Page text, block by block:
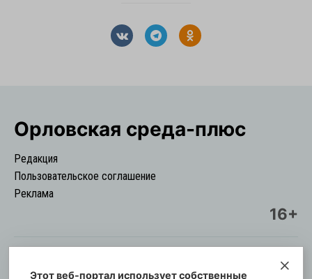
Орловская cреда-плюс
Редакция
Пользовательское соглашение
Реклама
16+
Этот веб-портал использует собственные